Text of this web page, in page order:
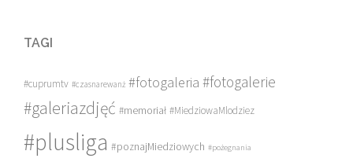
TAGI
#cuprumtv #czasnarewanż #fotogaleria #fotogalerie
#galeriazdjęć #memoriał #MiedziowaMlodziez
#plusliga #poznajMiedziowych #pożegnania